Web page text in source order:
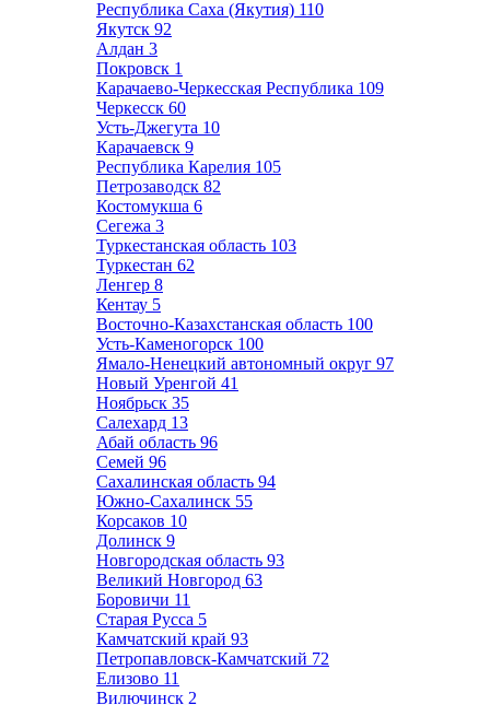
Республика Саха (Якутия) 110
Якутск 92
Алдан 3
Покровск 1
Карачаево-Черкесская Республика 109
Черкесск 60
Усть-Джегута 10
Карачаевск 9
Республика Карелия 105
Петрозаводск 82
Костомукша 6
Сегежа 3
Туркестанская область 103
Туркестан 62
Ленгер 8
Кентау 5
Восточно-Казахстанская область 100
Усть-Каменогорск 100
Ямало-Ненецкий автономный округ 97
Новый Уренгой 41
Ноябрьск 35
Салехард 13
Абай область 96
Семей 96
Сахалинская область 94
Южно-Сахалинск 55
Корсаков 10
Долинск 9
Новгородская область 93
Великий Новгород 63
Боровичи 11
Старая Русса 5
Камчатский край 93
Петропавловск-Камчатский 72
Елизово 11
Вилючинск 2